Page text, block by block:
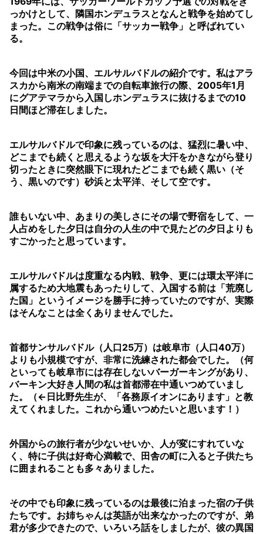
っかけとして、隣国ホンデュラスとなんと戦争を始めてし
まった。この戦争は俗に「サッカー戦争」と呼ばれてい
る。
今回は中米の小国、エルサルバドルの紹介です。私はアラ
スカから南米の南端までの自転車旅行の際、2005年1月
にグアテマラから入国しホンデュラスに抜けるまでの10
日間ほど滞在しました。
エルサルバドルで印象に残っているのは、猛烈に暑い中、
どこまでも続くと思えるような坂を大汗をかきながら登り
切ったときに突然眼下に現れたどこまでも続く黒い（そ
う、黒いのです）砂浜と太平洋、そして空です。
誰もいない中、あまりの美しさにその場で野宿をして、一
人占めをした夕日は自分の人生の中で見たどの夕日よりも
すごかったと思っています。
エルサルバドルは度重なる内戦、戦争、更には環太平洋に
属するため大地震もあったりして、入国する前は「荒廃し
た国」というイメージを勝手に持っていたのですが、実際
はそんなことは全くありませんでした。
首都サンサルバドル（人口25万）は岐阜市（人口40万）
よりも小規模ですが、非常に洗練された都会でした。（何
といっても岐阜市には存在しないバーガーキングがあり、
バーキン大好き人間の私は首都滞在中通いつめていまし
た。（←日比野先生が、「各務原イオンにあります」と教
えてくれました。これから通いつめたいと思います！）
外国からの旅行者が少ないせいか、人が変にすれていな
く、特に子供は好奇心満載で、田舎の町に入ると子供たち
に囲まれることも多々ありました。
その中でも印象に残っているのは最後に泊まった宿の子供
たちです。お姉ちゃんは英語が出来なかったのですが、弟
君が多少できたので、いろいろ話をしましたが、彼の異国